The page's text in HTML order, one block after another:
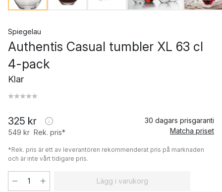
Spiegelau
Authentis Casual tumbler XL 63 cl
4-pack
Klar
325 kr
549 kr Rek. pris*
30 dagars prisgaranti
Matcha priset
*Rek. pris är ett av leverantören rekommenderat pris på marknaden
och är inte vårt tidigare pris.
Lägg i varukorg